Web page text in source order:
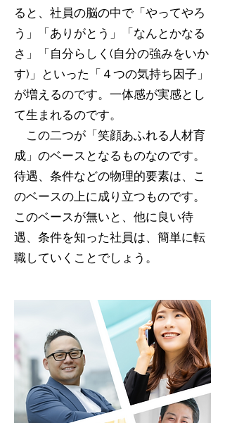
ると、社員の脳の中で「やってやろ
う」「ありがとう」「なんとかなる
さ」「自分らしく(自分の強みをいか
す)」といった「４つの気持ち因子」
が増えるのです。一体感が実感とし
て生まれるのです。
この二つが「笑顔あふれる人材育
成」のベースとなるものなのです。
待遇、条件などの物理的要素は、こ
のベースの上に成り立つものです。
このベースが無いと、他に良い待
遇、条件を知った社員は、簡単に転
職していくことでしょう。